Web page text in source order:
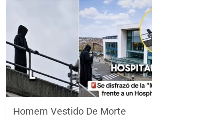
Homem Vestido De Morte